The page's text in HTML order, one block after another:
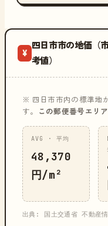
¥
四日市市の地価（
考値）
※ 四日市市内の標準地
す。
この郵便番号エリ
AVG · 平均
48,370
円/m²
出典: 国土交通省 不動産情